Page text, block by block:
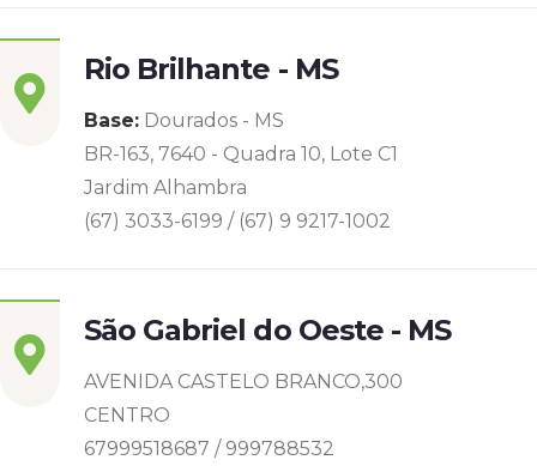
Rio Brilhante - MS
Base: Dourados - MS
BR-163, 7640 - Quadra 10, Lote C1
Jardim Alhambra
(67) 3033-6199 / (67) 9 9217-1002
São Gabriel do Oeste - MS
AVENIDA CASTELO BRANCO,300
CENTRO
67999518687 / 999788532